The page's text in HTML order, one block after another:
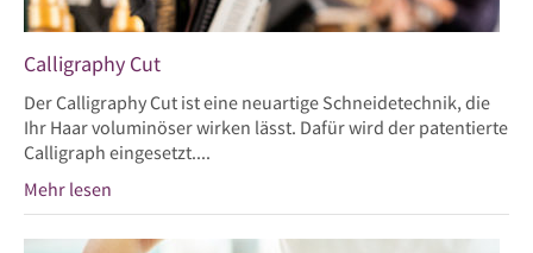
Calligraphy Cut
Der Calligraphy Cut ist eine neuartige Schneidetechnik, die
Ihr Haar voluminöser wirken lässt. Dafür wird der patentierte
Calligraph eingesetzt....
Mehr lesen